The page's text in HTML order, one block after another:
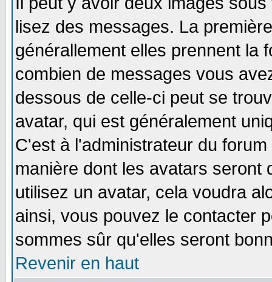
lisez des messages. La
générallement elles prennent la
combien de messages vous
dessous de celle-ci peut se
avatar, qui est généralement
C'est à l'administrateur du
manière dont les avatars seront
utilisez un avatar, cela voudra
ainsi, vous pouvez le contacter
sommes sûr qu'elles seront
Revenir en haut